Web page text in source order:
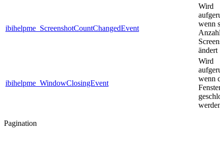
ibihelpme_ScreenshotCountChangedEvent
Wird
wenn
ändert
ibihelpme_WindowClosingEvent
Wird
wenn
Pagination